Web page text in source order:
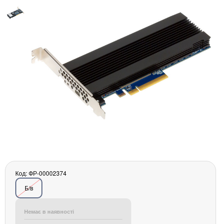
Жорсткі диски та SSD
NVMe диски
Відеокарти
Кулери та системи охолодження
Мережеве обладнання
Маршрутизатори та комутатори
Wi-Fi і Bluetooth адаптери
Код: ФР-00002374
Б/в
Немає в наявності